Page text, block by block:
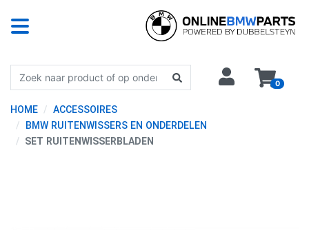
0
HOME
ACCESSOIRES
BMW RUITENWISSERS EN ONDERDELEN
SET RUITENWISSERBLADEN